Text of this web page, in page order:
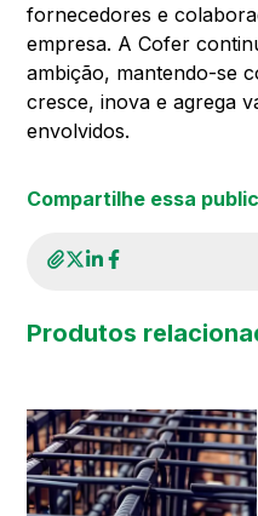
fornecedores e
empresa. A Cofer
ambição, mantendo-se
cresce, inova e agrega
envolvidos.
Compartilhe essa
Produtos